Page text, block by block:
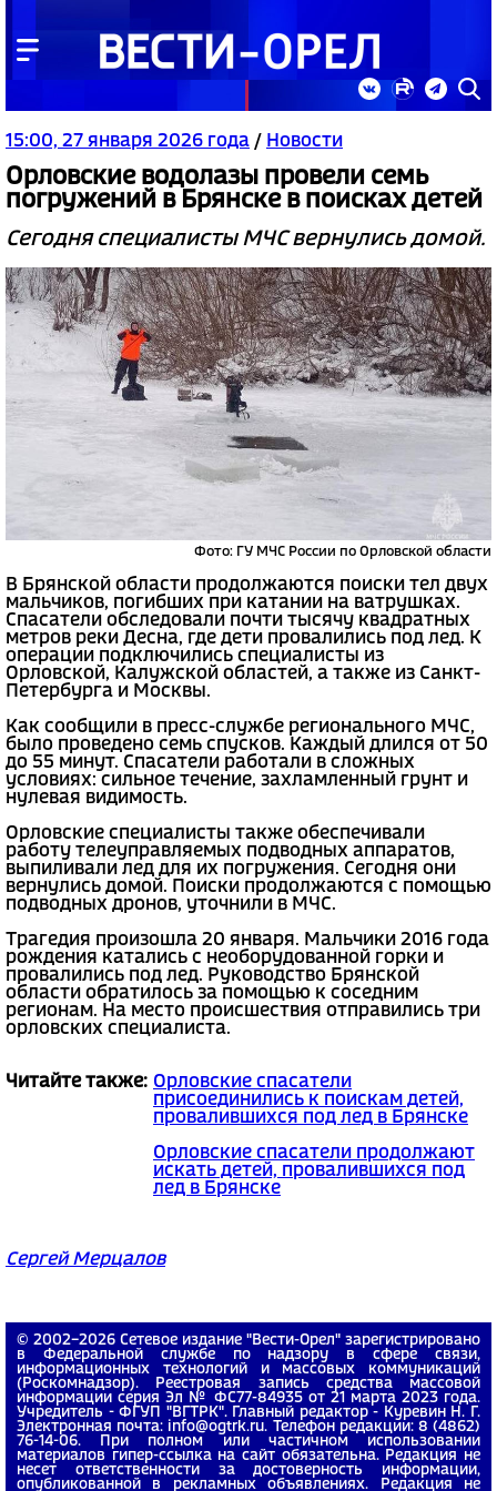
15:00, 27 января 2026 года / Новости
Орловские водолазы провели семь
погружений в Брянске в поисках детей
Сегодня специалисты МЧС вернулись домой.
Фото: ГУ МЧС России по Орловской области
В Брянской области продолжаются поиски тел двух
мальчиков, погибших при катании на ватрушках.
Спасатели обследовали почти тысячу квадратных
метров реки Десна, где дети провалились под лед. К
операции подключились специалисты из
Орловской, Калужской областей, а также из Санкт-
Петербурга и Москвы.
Как сообщили в пресс-службе регионального МЧС,
было проведено семь спусков. Каждый длился от 50
до 55 минут. Спасатели работали в сложных
условиях: сильное течение, захламленный грунт и
нулевая видимость.
Орловские специалисты также обеспечивали
работу телеуправляемых подводных аппаратов,
выпиливали лед для их погружения. Сегодня они
вернулись домой. Поиски продолжаются с помощью
подводных дронов, уточнили в МЧС.
Трагедия произошла 20 января. Мальчики 2016 года
рождения катались с необорудованной горки и
провалились под лед. Руководство Брянской
области обратилось за помощью к соседним
регионам. На место происшествия отправились три
орловских специалиста.
Читайте также: Орловские спасатели
присоединились к поискам детей,
провалившихся под лед в Брянске
Орловские спасатели продолжают
искать детей, провалившихся под
лед в Брянске
Сергей Мерцалов
© 2002−2026 Сетевое издание "Вести-Орел" зарегистрировано
в Федеральной службе по надзору в сфере связи,
информационных технологий и массовых коммуникаций
(Роскомнадзор). Реестровая запись средства массовой
информации серия Эл № ФС77-84935 от 21 марта 2023 года.
Учредитель - ФГУП "ВГТРК". Главный редактор - Куревин Н. Г.
Электронная почта: info@ogtrk.ru. Телефон редакции: 8 (4862)
76-14-06. При полном или частичном использовании
материалов гипер-ссылка на сайт обязательна. Редакция не
несет ответственности за достоверность информации,
опубликованной в рекламных объявлениях. Редакция не